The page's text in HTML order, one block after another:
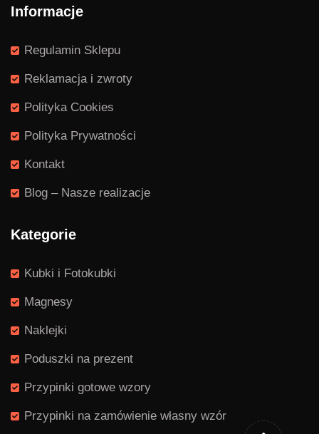
Informacje
Regulamin Sklepu
Reklamacja i zwroty
Polityka Cookies
Polityka Prywatności
Kontakt
Blog – Nasze realizacje
Kategorie
Kubki i Fotokubki
Magnesy
Naklejki
Poduszki na prezent
Przypinki gotowe wzory
Przypinki na zamówienie własny wzór